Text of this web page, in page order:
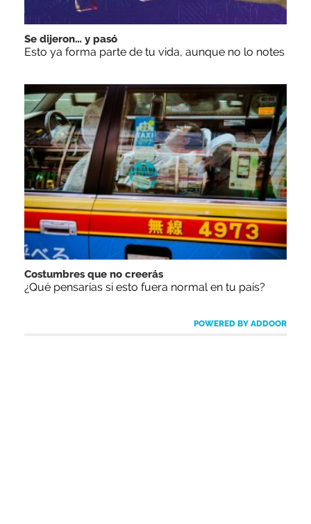
Se dijeron… y pasó
Esto ya forma parte de tu vida, aunque no lo notes
Costumbres que no creerás
¿Qué pensarías si esto fuera normal en tu país?
POWERED BY ADDOOR